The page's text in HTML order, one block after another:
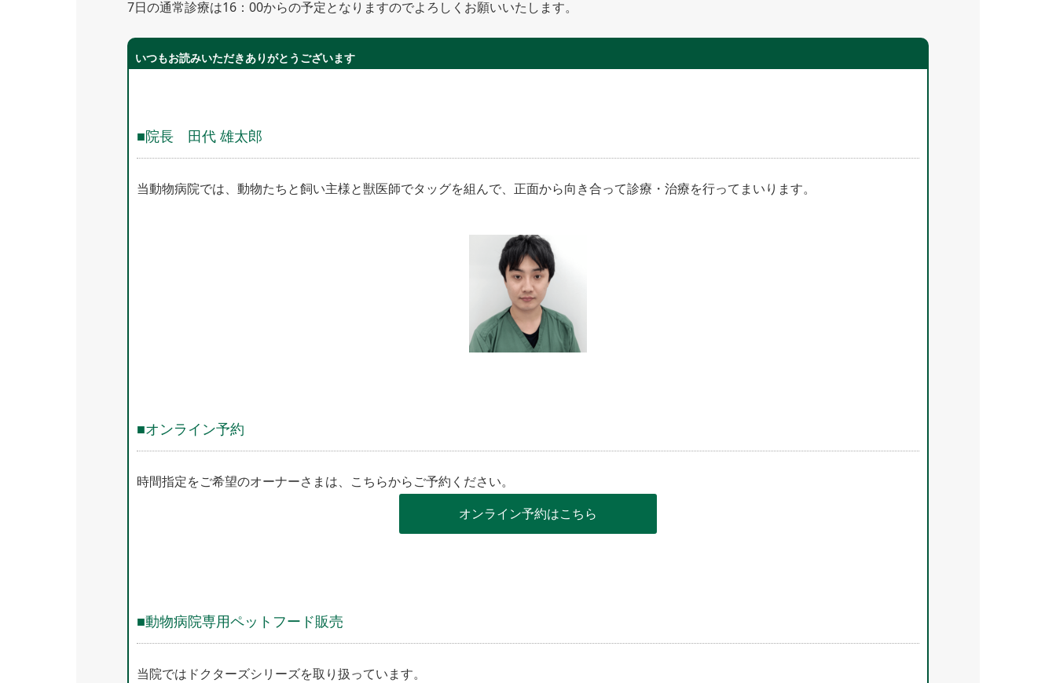
7日の通常診療は16：00からの予定となりますのでよろしくお願いいたします。
いつもお読みいただきありがとうございます
■院長 田代 雄太郎
当動物病院では、動物たちと飼い主様と獣医師でタッグを組んで、正面から向き合って診療・治療を行ってまいります。
■オンライン予約
時間指定をご希望のオーナーさまは、こちらからご予約ください。
オンライン予約はこちら
■動物病院専用ペットフード販売
当院ではドクターズシリーズを取り扱っています。